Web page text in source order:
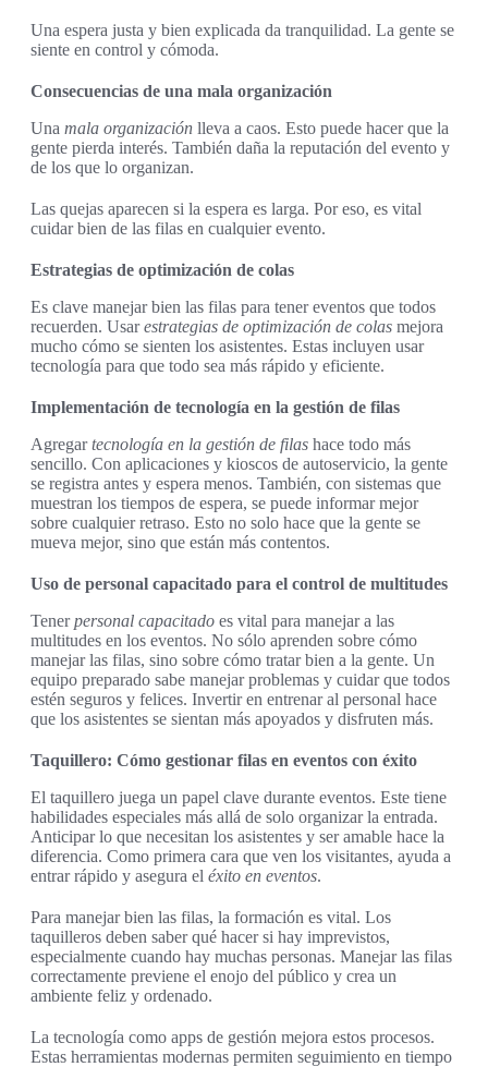
Una espera justa y bien explicada da tranquilidad. La gente se
siente en control y cómoda.
Consecuencias de una mala organización
Una mala organización lleva a caos. Esto puede hacer que la
gente pierda interés. También daña la reputación del evento y
de los que lo organizan.
Las quejas aparecen si la espera es larga. Por eso, es vital
cuidar bien de las filas en cualquier evento.
Estrategias de optimización de colas
Es clave manejar bien las filas para tener eventos que todos
recuerden. Usarestrategias de optimización de colas mejora
mucho cómo se sienten los asistentes. Estas incluyen usar
tecnología para que todo sea más rápido y eficiente.
Implementación de tecnología en la gestión de filas
Agregartecnología en la gestión de filas hace todo más
sencillo. Con aplicaciones y kioscos de autoservicio, la gente
se registra antes y espera menos. También, con sistemas que
muestran los tiempos de espera, se puede informar mejor
sobre cualquier retraso. Esto no solo hace que la gente se
mueva mejor, sino que están más contentos.
Uso de personal capacitado para el control de multitudes
Tenerpersonal capacitado es vital para manejar a las
multitudes en los eventos. No sólo aprenden sobre cómo
manejar las filas, sino sobre cómo tratar bien a la gente. Un
equipo preparado sabe manejar problemas y cuidar que todos
estén seguros y felices. Invertir en entrenar al personal hace
que los asistentes se sientan más apoyados y disfruten más.
Taquillero: Cómo gestionar filas en eventos con éxito
El taquillero juega un papel clave durante eventos. Este tiene
habilidades especiales más allá de solo organizar la entrada.
Anticipar lo que necesitan los asistentes y ser amable hace la
diferencia. Como primera cara que ven los visitantes, ayuda a
entrar rápido y asegura el éxito en eventos.
Para manejar bien las filas, la formación es vital. Los
taquilleros deben saber qué hacer si hay imprevistos,
especialmente cuando hay muchas personas. Manejar las filas
correctamente previene el enojo del público y crea un
ambiente feliz y ordenado.
La tecnología como apps de gestión mejora estos procesos.
Estas herramientas modernas permiten seguimiento en tiempo